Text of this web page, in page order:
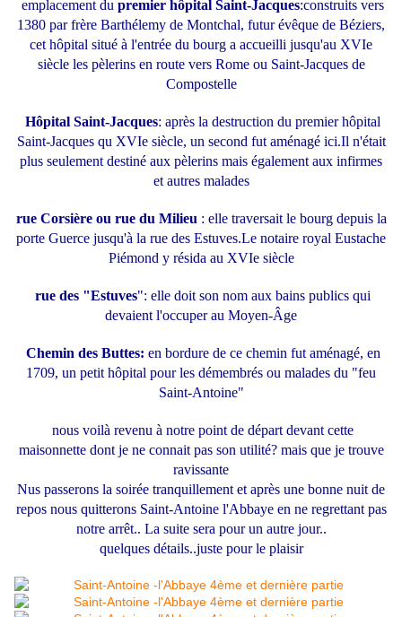
emplacement du premier hôpital Saint-Jacques:construits vers
1380 par frère Barthélemy de Montchal, futur évêque de Béziers,
cet hôpital situé à l'entrée du bourg a accueilli jusqu'au XVIe
siècle les pèlerins en route vers Rome ou Saint-Jacques de
Compostelle
Hôpital Saint-Jacques: après la destruction du premier hôpital
Saint-Jacques qu XVIe siècle, un second fut aménagé ici.Il n'était
plus seulement destiné aux pèlerins mais également aux infirmes
et autres malades
rue Corsière ou rue du Milieu : elle traversait le bourg depuis la
porte Guerce jusqu'à la rue des Estuves.Le notaire royal Eustache
Piémond y résida au XVIe siècle
rue des "Estuves": elle doit son nom aux bains publics qui
devaient l'occuper au Moyen-Âge
Chemin des Buttes: en bordure de ce chemin fut aménagé, en
1709, un petit hôpital pour les démembrés ou malades du "feu
Saint-Antoine"
nous voilà revenu à notre point de départ devant cette
maisonnette dont je ne connait pas son utilité? mais que je trouve
ravissante
Nus passerons la soirée tranquillement et après une bonne nuit de
repos nous quitterons Saint-Antoine l'Abbaye en ne regrettant pas
notre arrêt.. La suite sera pour un autre jour..
quelques détails..juste pour le plaisir